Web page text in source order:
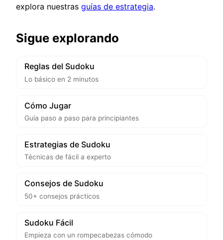
explora nuestras guías de estrategia.
Sigue explorando
Reglas del Sudoku
Lo básico en 2 minutos
Cómo Jugar
Guía paso a paso para principiantes
Estrategias de Sudoku
Técnicas de fácil a experto
Consejos de Sudoku
50+ consejos prácticos
Sudoku Fácil
Empieza con un rompecabezas cómodo